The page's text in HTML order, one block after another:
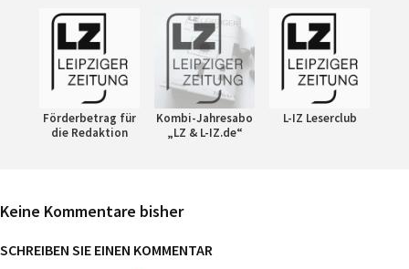
Förderbetrag für
die Redaktion
Kombi-Jahresabo
„LZ & L-IZ.de“
L-IZ Leserclub
Keine Kommentare bisher
SCHREIBEN SIE EINEN KOMMENTAR